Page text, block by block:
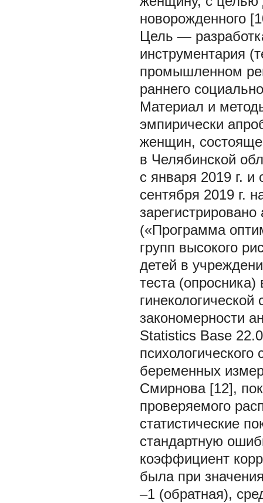
новорожденного
Цель —
инструментария
промышленном
раннего
Материал и
эмпирически
женщин,
в Челябинской
с января 2019 г. и
сентября 2019 г.
(«Программа
групп высокого
детей в
теста
закономерности
Statistics Base
беременных
Смирнова [12],
проверяемого
статистические
стандартную
коэффициент
была при
–1 (обратная),